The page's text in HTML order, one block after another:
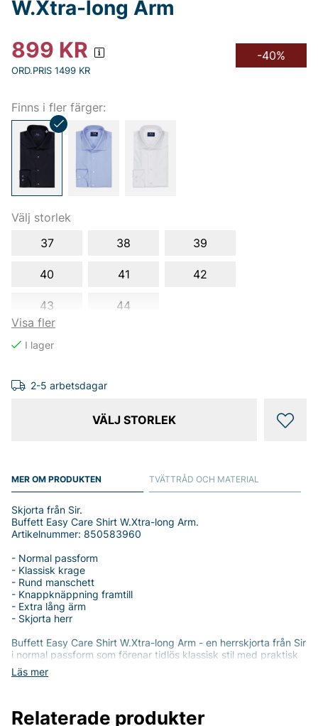
W.Xtra-long Arm
899 KR
ORD.PRIS 1499 KR
-40%
Finns i fler färger:
Välj storlek
Visa fler
37 38 39
40 41 42
43 44
2-5 arbetsdagar
VÄLJ STORLEK
MER OM PRODUKTEN
Läs mer
Skjorta från Sir.
Buffett Easy Care Shirt W.Xtra-long Arm.
Artikelnummer: 850583960
- Normal passform
- Klassisk krage
- Rund manschett
- Knappknäppning framtill
- Extra lång ärm
- Skjorta herr
Buffett Easy Care Shirt W.Xtra-long Arm - en herrskjorta från Sir
i normal passform som förenar tidlös klassisk stil med praktisk
vardagskomfort. Skjortan har en klassisk krage, rund
manschett och en enkel knappknäppning framtill, vilket ger ett
att skjortan känns kort. Tillverkad i 100% bomull erbjuder den
TVÄTTRÅD OCH MATERIAL
Relaterade produkter